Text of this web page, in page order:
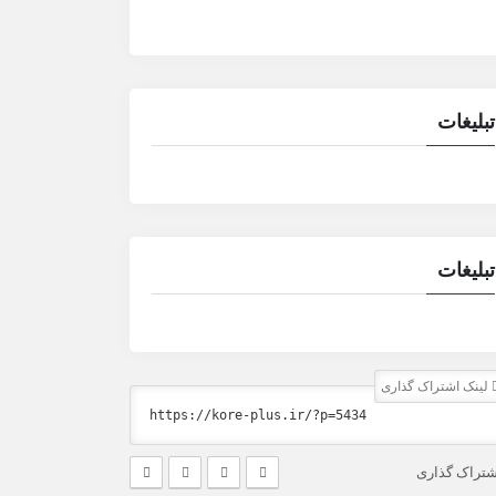
تبلیغات
تبلیغات
لینک اشتراک گذاری
گذاری